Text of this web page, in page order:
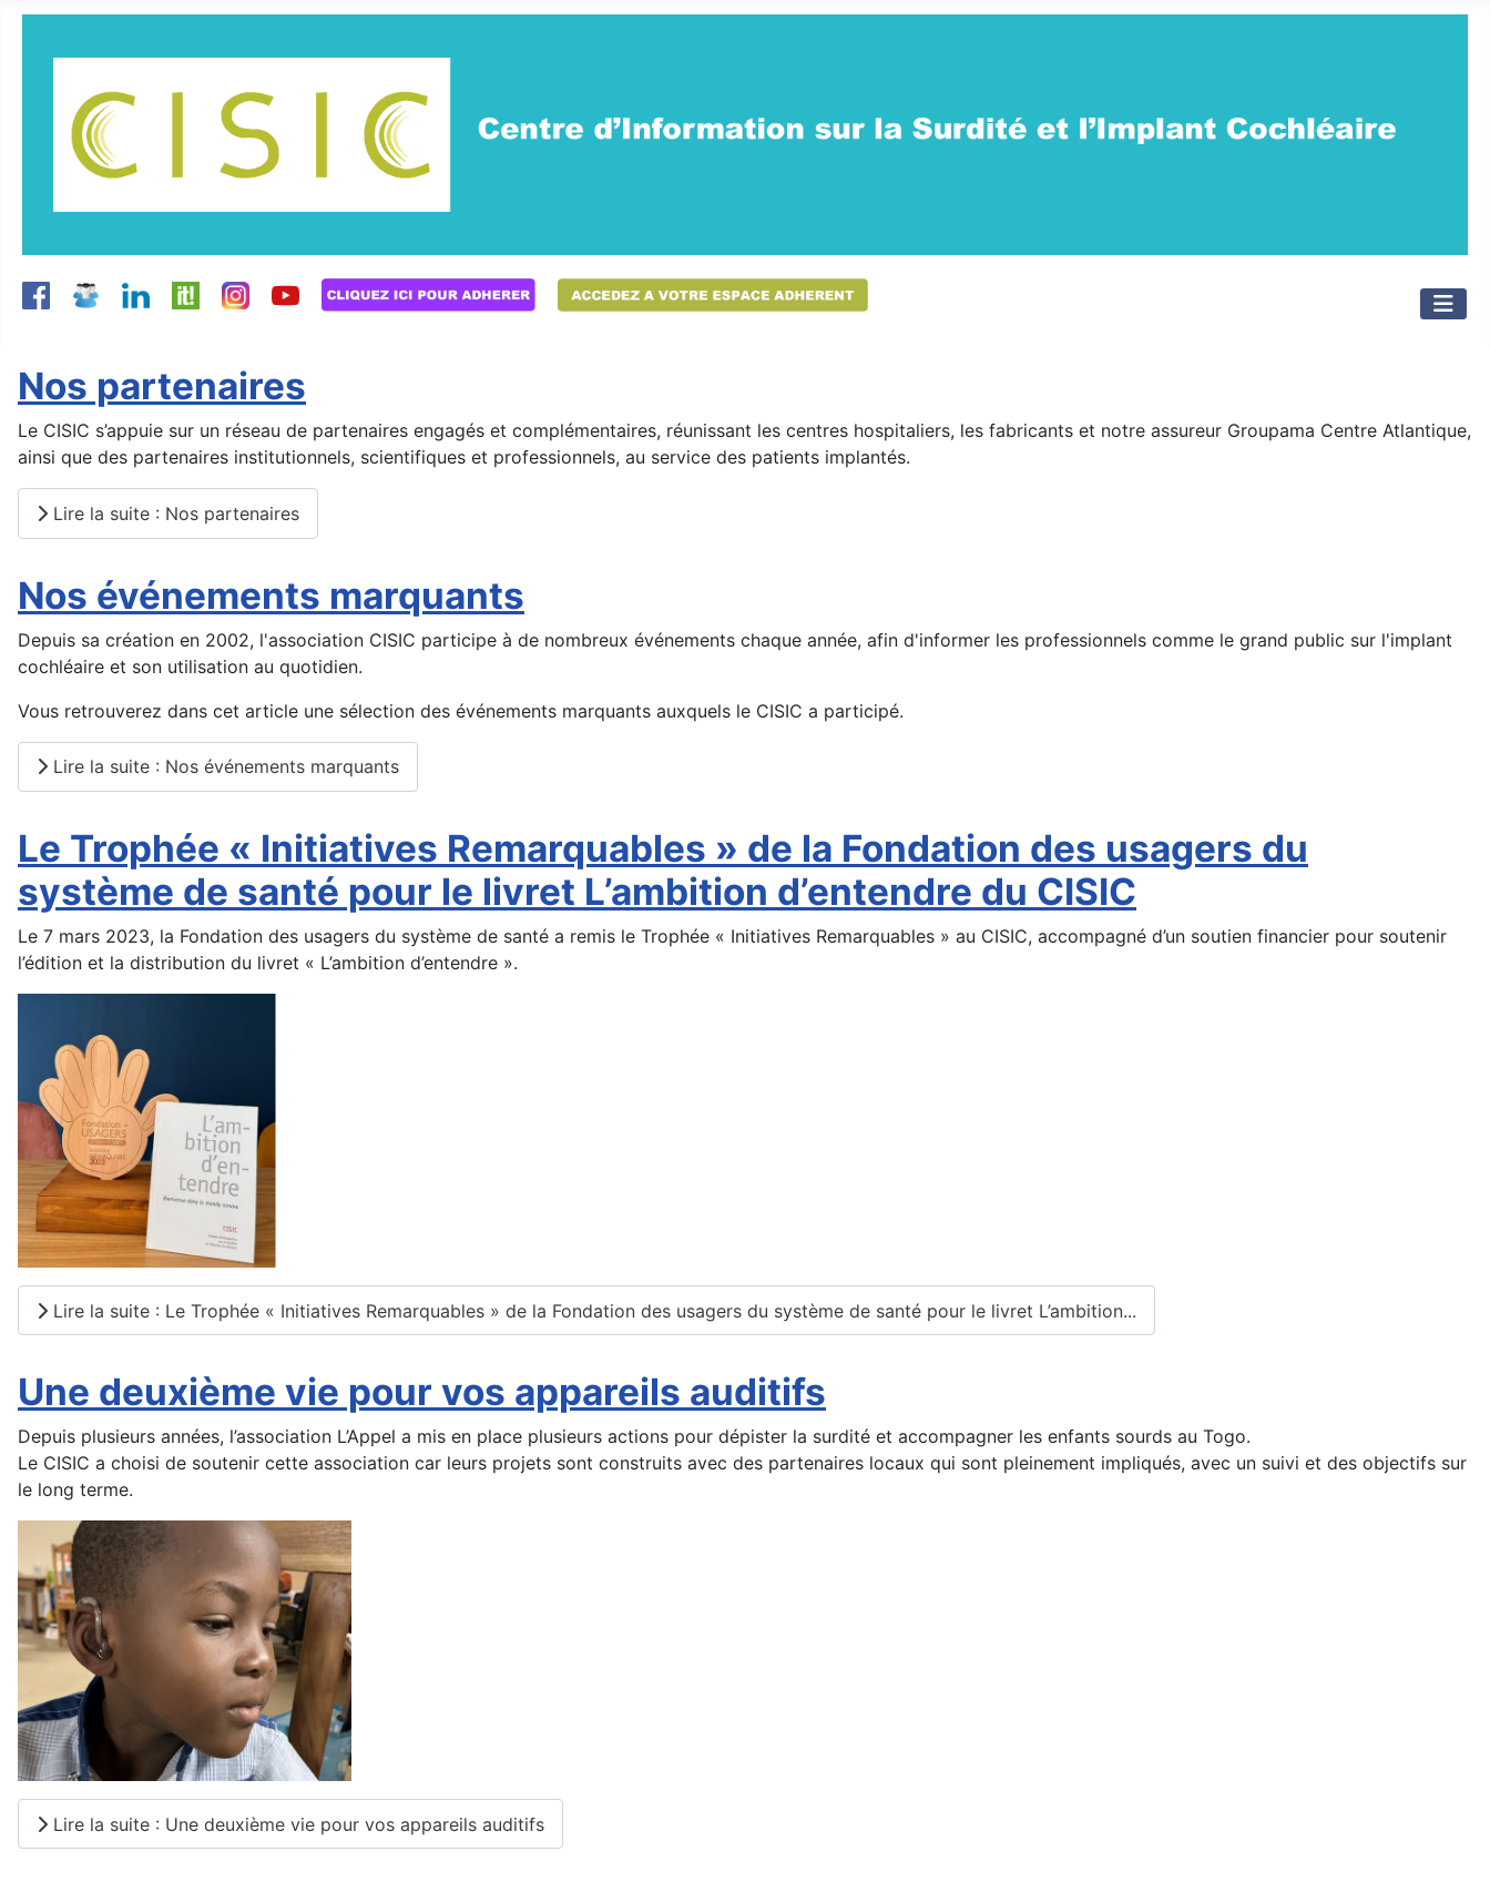
Nos partenaires
Le CISIC s’appuie sur un réseau de partenaires engagés et complémentaires, réunissant les centres hospitaliers, les fabricants et notre assureur Groupama Centre Atlantique,
ainsi que des partenaires institutionnels, scientifiques et professionnels, au service des patients implantés.
Lire la suite : Nos partenaires
Nos événements marquants
Depuis sa création en 2002, l'association CISIC participe à de nombreux événements chaque année, afin d'informer les professionnels comme le grand public sur l'implant
cochléaire et son utilisation au quotidien.
Vous retrouverez dans cet article une sélection des événements marquants auxquels le CISIC a participé.
Lire la suite : Nos événements marquants
Le Trophée « Initiatives Remarquables » de la Fondation des usagers du
système de santé pour le livret L’ambition d’entendre du CISIC
Le 7 mars 2023, la Fondation des usagers du système de santé a remis le Trophée « Initiatives Remarquables » au CISIC, accompagné d’un soutien financier pour soutenir
l’édition et la distribution du livret « L’ambition d’entendre ».
Lire la suite : Le Trophée « Initiatives Remarquables » de la Fondation des usagers du système de santé pour le livret L’ambition...
Une deuxième vie pour vos appareils auditifs
Depuis plusieurs années, l’association L’Appel a mis en place plusieurs actions pour dépister la surdité et accompagner les enfants sourds au Togo.
Le CISIC a choisi de soutenir cette association car leurs projets sont construits avec des partenaires locaux qui sont pleinement impliqués, avec un suivi et des objectifs sur
le long terme.
Lire la suite : Une deuxième vie pour vos appareils auditifs